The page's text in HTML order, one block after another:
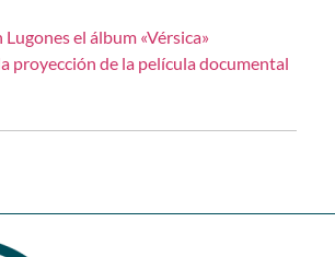
Lugones el álbum «Vérsica»
proyección de la película documental